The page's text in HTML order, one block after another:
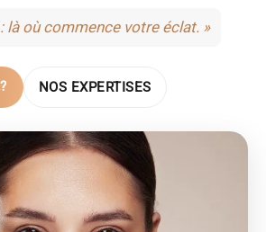
là où commence votre éclat. »
NOS EXPERTISES